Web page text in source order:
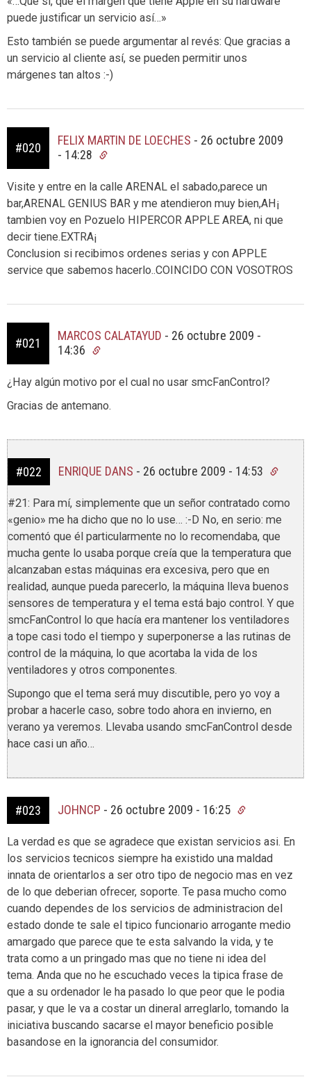
puede justificar un servicio así…»
Esto también se puede argumentar al revés: Que gracias a
un servicio al cliente así, se pueden permitir unos
márgenes tan altos :-)
#020
FELIX MARTIN DE LOECHES - 26 octubre 2009
- 14:28
Visite y entre en la calle ARENAL el sabado,parece un
bar,ARENAL GENIUS BAR y me atendieron muy bien,AH¡
tambien voy en Pozuelo HIPERCOR APPLE AREA, ni que
decir tiene.EXTRA¡
Conclusion si recibimos ordenes serias y con APPLE
service que sabemos hacerlo..COINCIDO CON VOSOTROS
#021
MARCOS CALATAYUD - 26 octubre 2009 -
14:36
¿Hay algún motivo por el cual no usar smcFanControl?
Gracias de antemano.
#022 ENRIQUE DANS - 26 octubre 2009 - 14:53
#21: Para mí, simplemente que un señor contratado como
«genio» me ha dicho que no lo use… :-D No, en serio: me
comentó que él particularmente no lo recomendaba, que
mucha gente lo usaba porque creía que la temperatura que
alcanzaban estas máquinas era excesiva, pero que en
realidad, aunque pueda parecerlo, la máquina lleva buenos
sensores de temperatura y el tema está bajo control. Y que
smcFanControl lo que hacía era mantener los ventiladores
a tope casi todo el tiempo y superponerse a las rutinas de
control de la máquina, lo que acortaba la vida de los
ventiladores y otros componentes.
Supongo que el tema será muy discutible, pero yo voy a
probar a hacerle caso, sobre todo ahora en invierno, en
verano ya veremos. Llevaba usando smcFanControl desde
hace casi un año…
#023 JOHNCP - 26 octubre 2009 - 16:25
La verdad es que se agradece que existan servicios asi. En
los servicios tecnicos siempre ha existido una maldad
innata de orientarlos a ser otro tipo de negocio mas en vez
de lo que deberian ofrecer, soporte. Te pasa mucho como
cuando dependes de los servicios de administracion del
estado donde te sale el tipico funcionario arrogante medio
amargado que parece que te esta salvando la vida, y te
trata como a un pringado mas que no tiene ni idea del
tema. Anda que no he escuchado veces la tipica frase de
que a su ordenador le ha pasado lo que peor que le podia
pasar, y que le va a costar un dineral arreglarlo, tomando la
iniciativa buscando sacarse el mayor beneficio posible
basandose en la ignorancia del consumidor.